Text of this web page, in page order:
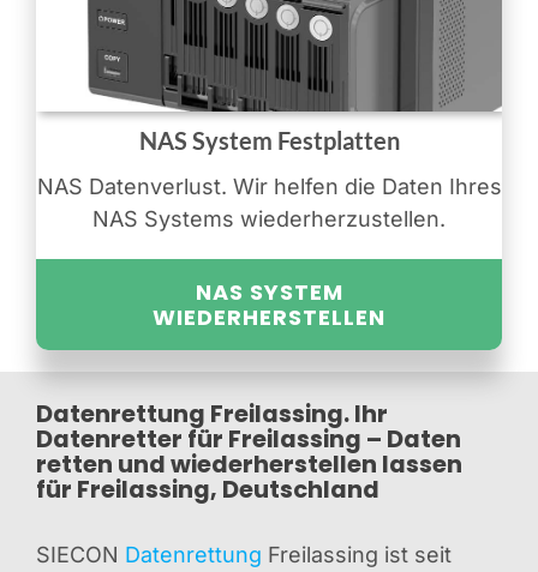
NAS System Festplatten
NAS Datenverlust. Wir helfen die Daten Ihres
NAS Systems wiederherzustellen.
NAS SYSTEM
WIEDERHERSTELLEN
Datenrettung Freilassing. Ihr
Datenretter für Freilassing – Daten
retten und wiederherstellen lassen
für Freilassing, Deutschland
SIECON Datenrettung Freilassing ist seit